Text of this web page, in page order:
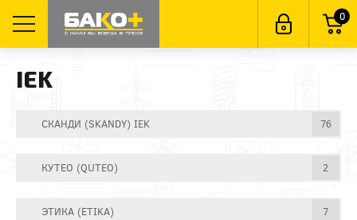
0
IEK
СКАНДИ (SKANDY) IEK 76
КУТЕО (QUTEO) 2
ЭТИКА (ETIKA) 7